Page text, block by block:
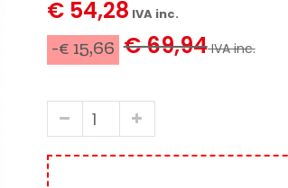
€ 54,28 IVA inc.
-€ 15,66 € 69,94IVA inc.